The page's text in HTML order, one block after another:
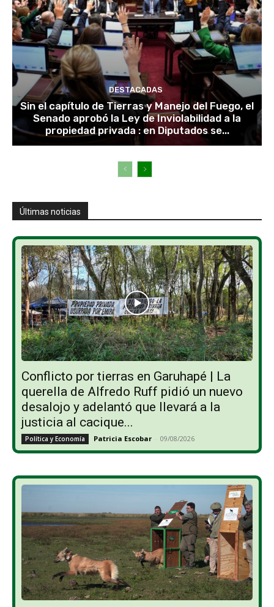
DESTACADAS
Sin el capítulo de Tierras y Manejo del Fuego, el
Senado aprobó la Ley de Inviolabilidad a la
propiedad privada : en Diputados se...
Últimas noticias
Conflicto por tierras en Garuhapé | La
querella de Alfredo Ruff pidió un nuevo
desalojo y adelantó que llevará a la
justicia al cacique...
Política y Economía Patricia Escobar - 09/08/2026